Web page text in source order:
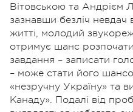
Вітовською та Андрієм
зазнавши безліч невдач
житті, молодий
отримує шанс
завдання – записати
– може стати його
«незручну Україну» та
Канаду». Подалі від